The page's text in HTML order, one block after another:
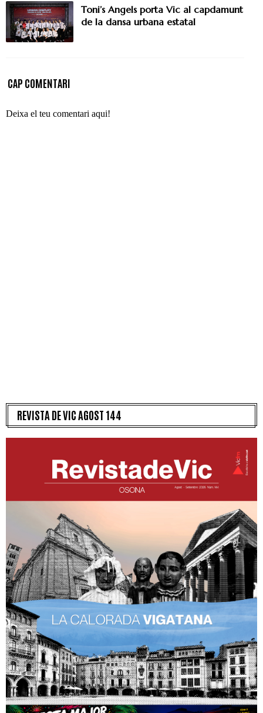
Toni’s Angels porta Vic al capdamunt
de la dansa urbana estatal
CAP COMENTARI
Deixa el teu comentari aqui!
REVISTA DE VIC AGOST 144